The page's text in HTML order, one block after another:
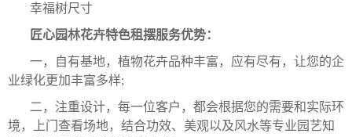
幸福树尺寸
匠心园林花卉特色租摆服务优势：
一，自有基地，植物花卉品种丰富，应有尽有，让您的企
业绿化更加丰富多样;
二，注重设计，每一位客户，都会根据您的需要和实际环
境，上门查看场地，结合功效、美观以及风水等专业园艺知